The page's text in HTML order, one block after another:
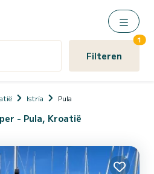
Filteren
1
Istria Pula
- Pula, Kroatië